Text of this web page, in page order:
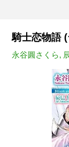
騎士恋物語
永谷圓さくら,